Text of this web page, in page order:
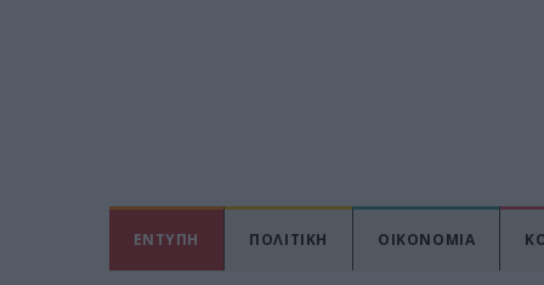
ΕΝΤΥΠΗ ΠΟΛΙΤΙΚΗ ΟΙΚΟΝΟΜΙΑ